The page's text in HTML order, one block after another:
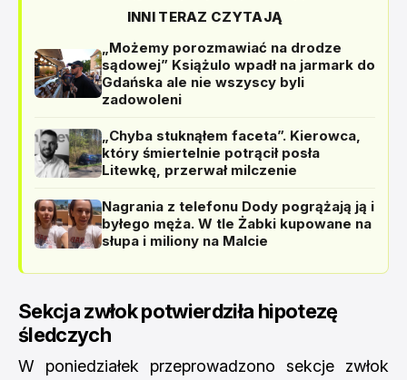
INNI TERAZ CZYTAJĄ
„Możemy porozmawiać na drodze
sądowej” Książulo wpadł na jarmark do
Gdańska ale nie wszyscy byli
zadowoleni
„Chyba stuknąłem faceta”. Kierowca,
który śmiertelnie potrącił posła
Litewkę, przerwał milczenie
Nagrania z telefonu Dody pogrążają ją i
byłego męża. W tle Żabki kupowane na
słupa i miliony na Malcie
Sekcja zwłok potwierdziła hipotezę
śledczych
W poniedziałek przeprowadzono sekcje zwłok